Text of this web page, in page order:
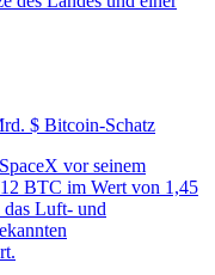
$ Bitcoin-Schatz
vor seinem
BTC im Wert von 1,45
Luft- und